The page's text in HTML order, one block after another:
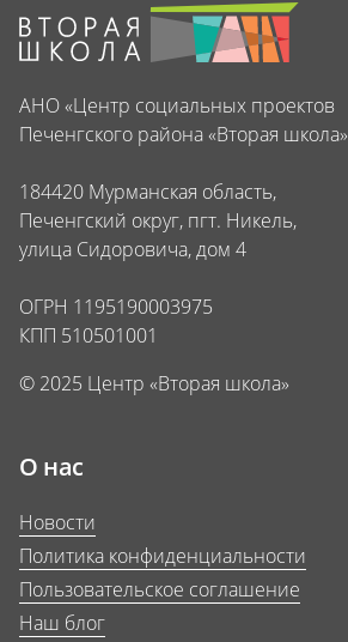
АНО «Центр социальных проектов
Печенгского района «Вторая школа»
184420 Мурманская область,
Печенгский округ, пгт. Никель,
улица Сидоровича, дом 4
ОГРН 1195190003975
КПП 510501001
© 2025 Центр «Вторая школа»
О нас
Новости
Политика конфиденциальности
Пользовательское соглашение
Наш блог